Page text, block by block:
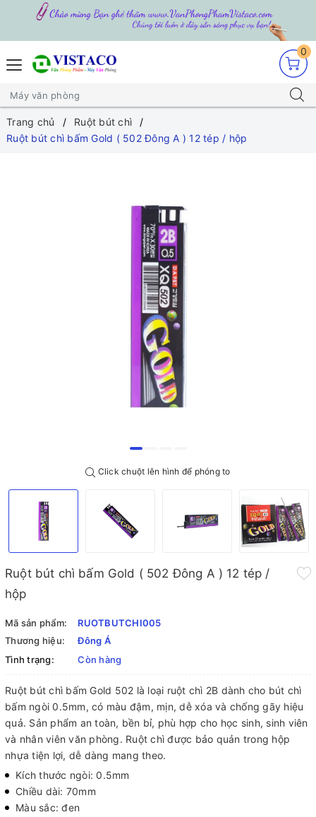
0
Trang chủ
Ruột bút chì
Ruột bút chì bấm Gold ( 502 Đông A ) 12 tép / hộp
Click chuột lên hình để phóng to
Ruột bút chì bấm Gold ( 502 Đông A ) 12 tép /
hộp
Mã sản phẩm:
RUOTBUTCHI005
Thương hiệu:
Đông Á
Tình trạng:
Còn hàng
Ruột bút chì bấm Gold 502 là loại ruột chì 2B dành cho bút chì
bấm ngòi 0.5mm, có màu đậm, mịn, dễ xóa và chống gãy hiệu
quả. Sản phẩm an toàn, bền bỉ, phù hợp cho học sinh, sinh viên
và nhân viên văn phòng. Ruột chì được bảo quản trong hộp
nhựa tiện lợi, dễ dàng mang theo.
Kích thước ngòi: 0.5mm
Chiều dài: 70mm
Màu sắc: đen